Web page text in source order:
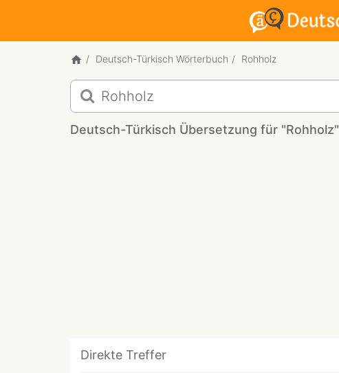
Deutsch-Türkisch Wörterbuch Rohholz
Deutsch-
Türkisch
Übersetzung
für
Deutsch-Türkisch Übersetzung für "Rohholz"
Direkte Treffer